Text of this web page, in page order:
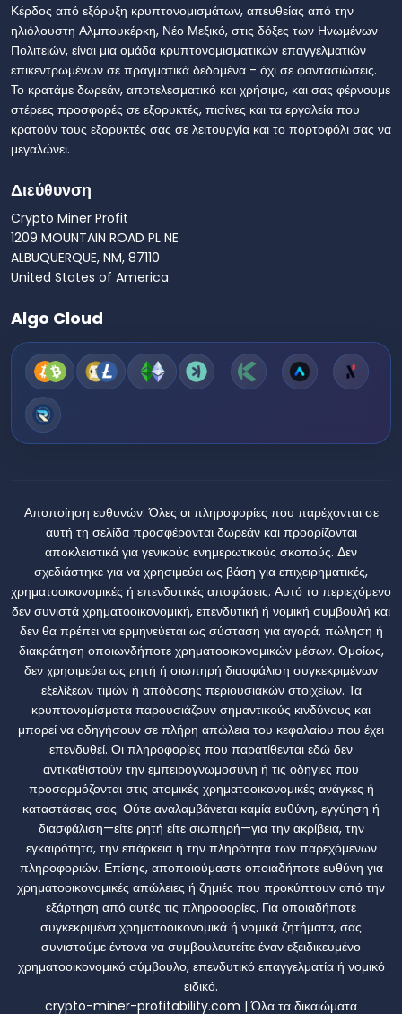
Κέρδος από εξόρυξη κρυπτονομισμάτων, απευθείας από την
ηλιόλουστη Αλμπουκέρκη, Νέο Μεξικό, στις δόξες των Ηνωμένων
Πολιτειών, είναι μια ομάδα κρυπτονομισματικών επαγγελματιών
επικεντρωμένων σε πραγματικά δεδομένα - όχι σε φαντασιώσεις.
Το κρατάμε δωρεάν, αποτελεσματικό και χρήσιμο, και σας φέρνουμε
στέρεες προσφορές σε εξορυκτές, πισίνες και τα εργαλεία που
κρατούν τους εξορυκτές σας σε λειτουργία και το πορτοφόλι σας να
μεγαλώνει.
Διεύθυνση
Crypto Miner Profit
1209 MOUNTAIN ROAD PL NE
ALBUQUERQUE, NM, 87110
United States of America
Algo Cloud
Αποποίηση ευθυνών: Όλες οι πληροφορίες που παρέχονται σε
αυτή τη σελίδα προσφέρονται δωρεάν και προορίζονται
αποκλειστικά για γενικούς ενημερωτικούς σκοπούς. Δεν
σχεδιάστηκε για να χρησιμεύει ως βάση για επιχειρηματικές,
χρηματοοικονομικές ή επενδυτικές αποφάσεις. Αυτό το περιεχόμενο
δεν συνιστά χρηματοοικονομική, επενδυτική ή νομική συμβουλή και
δεν θα πρέπει να ερμηνεύεται ως σύσταση για αγορά, πώληση ή
διακράτηση οποιωνδήποτε χρηματοοικονομικών μέσων. Ομοίως,
δεν χρησιμεύει ως ρητή ή σιωπηρή διασφάλιση συγκεκριμένων
εξελίξεων τιμών ή απόδοσης περιουσιακών στοιχείων. Τα
κρυπτονομίσματα παρουσιάζουν σημαντικούς κινδύνους και
μπορεί να οδηγήσουν σε πλήρη απώλεια του κεφαλαίου που έχει
επενδυθεί. Οι πληροφορίες που παρατίθενται εδώ δεν
αντικαθιστούν την εμπειρογνωμοσύνη ή τις οδηγίες που
προσαρμόζονται στις ατομικές χρηματοοικονομικές ανάγκες ή
καταστάσεις σας. Ούτε αναλαμβάνεται καμία ευθύνη, εγγύηση ή
διασφάλιση—είτε ρητή είτε σιωπηρή—για την ακρίβεια, την
εγκαιρότητα, την επάρκεια ή την πληρότητα των παρεχόμενων
πληροφοριών. Επίσης, αποποιούμαστε οποιαδήποτε ευθύνη για
χρηματοοικονομικές απώλειες ή ζημιές που προκύπτουν από την
εξάρτηση από αυτές τις πληροφορίες. Για οποιαδήποτε
συγκεκριμένα χρηματοοικονομικά ή νομικά ζητήματα, σας
συνιστούμε έντονα να συμβουλευτείτε έναν εξειδικευμένο
χρηματοοικονομικό σύμβουλο, επενδυτικό επαγγελματία ή νομικό
ειδικό.
crypto-miner-profitability.com | Όλα τα δικαιώματα